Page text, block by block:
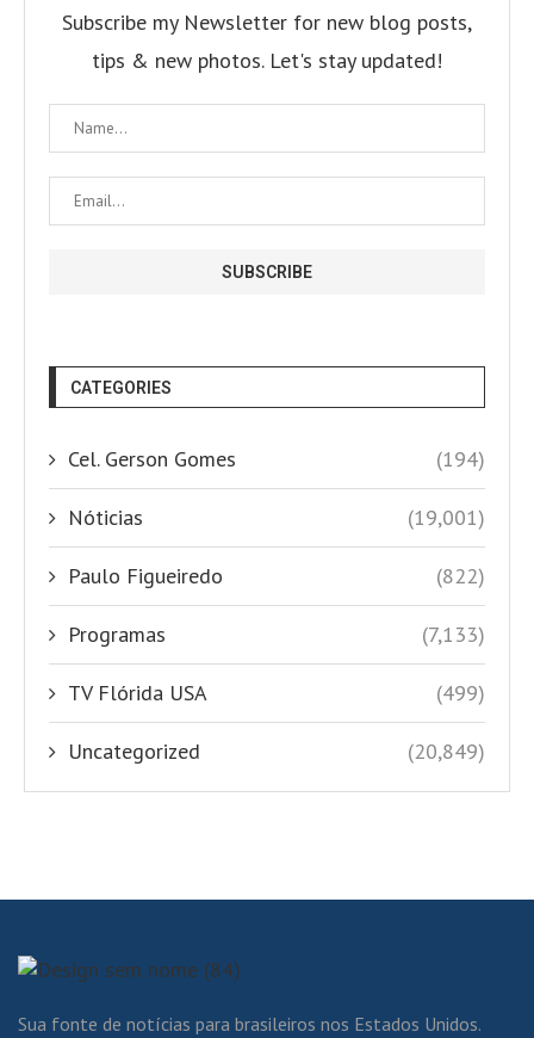
Subscribe my Newsletter for new blog posts,
tips & new photos. Let's stay updated!
CATEGORIES
Cel. Gerson Gomes (194)
Nóticias (19,001)
Paulo Figueiredo (822)
Programas (7,133)
TV Flórida USA (499)
Uncategorized (20,849)
Sua fonte de notícias para brasileiros nos Estados Unidos.